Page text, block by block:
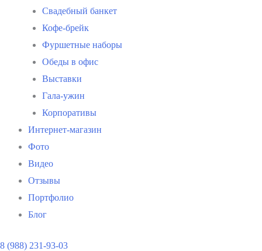
Свадебный банкет
Кофе-брейк
Фуршетные наборы
Обеды в офис
Выставки
Гала-ужин
Корпоративы
Интернет-магазин
Фото
Видео
Отзывы
Портфолио
Блог
8 (988) 231-93-03